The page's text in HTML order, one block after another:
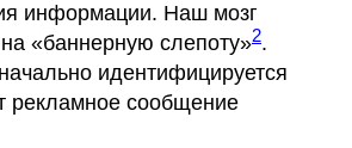
информации. Наш мозг
«баннерную слепоту»2.
идентифицируется
рекламное сообщение